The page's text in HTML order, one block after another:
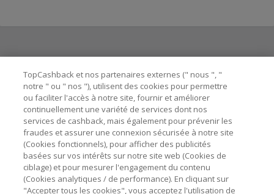
Besoin d'aide ?
Astuces pour économiser
A propos de
Contactez-nous
TopCashback et nos partenaires externes (" nous ", "
notre " ou " nos "), utilisent des cookies pour permettre
ou faciliter l'accès à notre site, fournir et améliorer
continuellement une variété de services dont nos
services de cashback, mais également pour prévenir les
fraudes et assurer une connexion sécurisée à notre site
(Cookies fonctionnels), pour afficher des publicités
basées sur vos intérêts sur notre site web (Cookies de
ciblage) et pour mesurer l'engagement du contenu
(Cookies analytiques / de performance). En cliquant sur
"Accepter tous les cookies", vous acceptez l'utilisation de